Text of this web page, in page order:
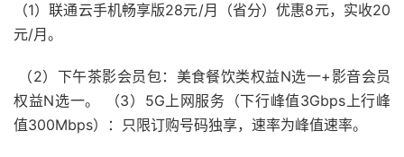
（1）联通云手机畅享版28元/月（省分）优惠8元，实收20
元/月。
（2）下午茶影会员包：美食餐饮类权益N选一+影音会员
权益N选一。 （3）5G上网服务（下行峰值3Gbps上行峰
值300Mbps）：只限订购号码独享，速率为峰值速率。